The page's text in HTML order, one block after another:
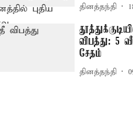
தினத்தந்தி
விபத்து: 5
சேதம்
தினத்தந்தி